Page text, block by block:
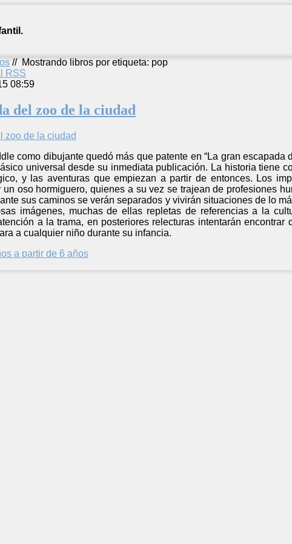
// Mostrando libros por etiqueta: pop
RSS
08:59
del zoo de la ciudad
como dibujante quedó más que patente en “La gran escapada
universal desde su inmediata publicación. La historia tiene
y las aventuras que empiezan a partir de entonces. Los
oso hormiguero, quienes a su vez se trajean de profesiones
sus caminos se verán separados y vivirán situaciones de lo
imágenes, muchas de ellas repletas de referencias a la
a la trama, en posteriores relecturas intentarán
a cualquier niño durante su infancia.
a partir de 6 años